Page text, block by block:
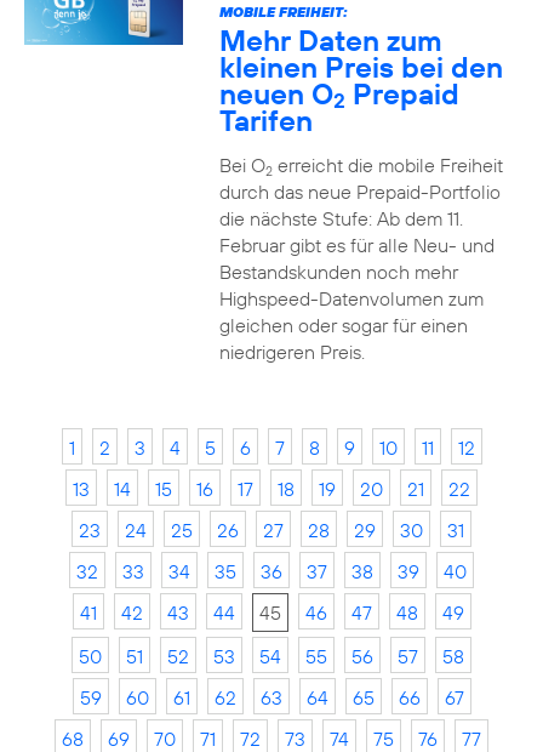
MOBILE FREIHEIT:
Mehr Daten zum
kleinen Preis bei den
neuen O2 Prepaid
Tarifen
Bei O2erreicht die mobile Freiheit
durch das neue Prepaid-Portfolio
die nächste Stufe: Ab dem 11.
Februar gibt es für alle Neu- und
Bestandskunden noch mehr
Highspeed-Datenvolumen zum
gleichen oder sogar für einen
niedrigeren Preis.
1 2 3 4 5 6 7 8 9 10 11
12
13
14 15 16 17 18 19 20 21
22
23
24 25 26 27 28 29 30
31
32
33 34 35 36 37 38 39
40
41
42 43 44 45 46 47 48
49
50
51 52 53 54 55 56 57
58
59
60 61 62 63 64 65 66
67
68
69 70 71 72 73 74 75 76
77